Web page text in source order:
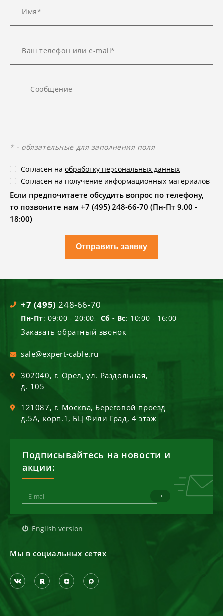
* - обязательные для заполнения поля
Согласен на обработку персональных данных
Согласен на получение информационных материалов
Если предпочитаете обсудить вопрос по телефону,
то позвоните нам +7 (495) 248-66-70 (Пн-Пт 9.00 -
18:00)
Отправить заявку
+7 (495) 248-66-70
Пн-Пт: 09:00 - 20:00, Сб - Вс: 10:00 - 16:00
Заказать обратный звонок
sale@expert-cable.ru
302040, г. Орел,ул. Раздольная,
д. 105
121087, г. Москва, Береговой проезд
д.5А, корп.1, БЦ Фили Град, 4 этаж
Подписывайтесь на новости и
акции:
English version
Мы в социальных сетях